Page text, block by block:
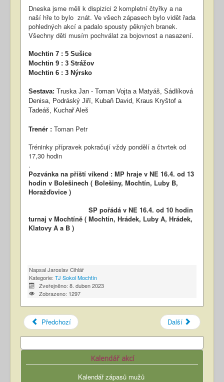
Dneska jsme měli k dispizici 2 kompletní čtyřky a na
naší hře to bylo znát. Ve všech zápasech bylo vidět řada
pohledných akcí a padalo spousty pěkných branek.
Všechny děti musím pochválat za bojovnost a nasazení.
Mochtin 7 : 5 Sušice
Mochtin 9 : 3 Strážov
Mochtin 6 : 3 Nýrsko
Sestava: Truska Jan - Toman Vojta a Matyáš, Sádlíková
Denisa, Podráský Jiří, Kubaň David, Kraus Kryštof a
Tadeáš, Kuchař Aleš
Trenér : Toman Petr
Tréninky přípravek pokračují vždy pondělí a čtvrtek od
17,30 hodin
.
Pozvánka na příští víkend : MP hraje v NE 16.4. od 13
hodin v Bolešinech ( Bolešiny, Mochtín, Luby B,
Horažďovice )
SP pořádá v NE 16.4. od 10 hodin
turnaj v Mochtíně ( Mochtín, Hrádek, Luby A, Hrádek,
Klatovy A a B )
NapsalJaroslav Cihlář
Kategorie: TJ Sokol Mochtín
Zveřejněno: 8. duben 2023
Zobrazeno: 1297
Předchozí Další
Kalendář akcí
Kalendář zápasů mužů